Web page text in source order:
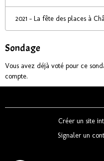
2021 - La fête des places à
Sondage
Vous avez déjà voté pour ce
compte.
Créer un site
Signaler un